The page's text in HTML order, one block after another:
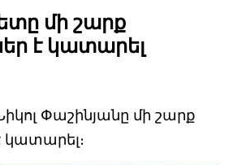
մի շարք
է կատարել
Փաշինյանը մի շարք
կատարել։